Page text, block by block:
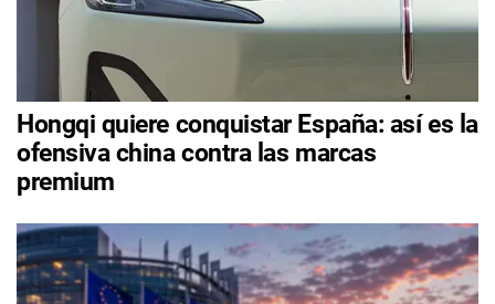
Hongqi quiere conquistar España: así es la
ofensiva china contra las marcas
premium